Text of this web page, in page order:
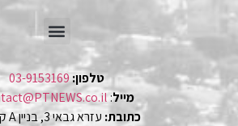
טלפון:03-9153169
מייל:
כתובת: עזרא גבאי 3, בניין A קומה 6